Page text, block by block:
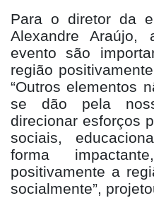
Para o diretor da
Alexandre
evento são
região
“Outros elementos
se dão pela
direcionar esforços
sociais,
forma
positivamente a
socialmente”,